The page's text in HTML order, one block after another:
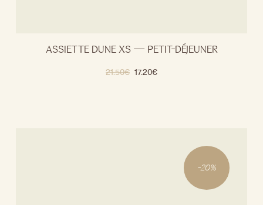
ASSIETTE DUNE XS — PETIT-DÉJEUNER
21.50€ 17.20€
-20%